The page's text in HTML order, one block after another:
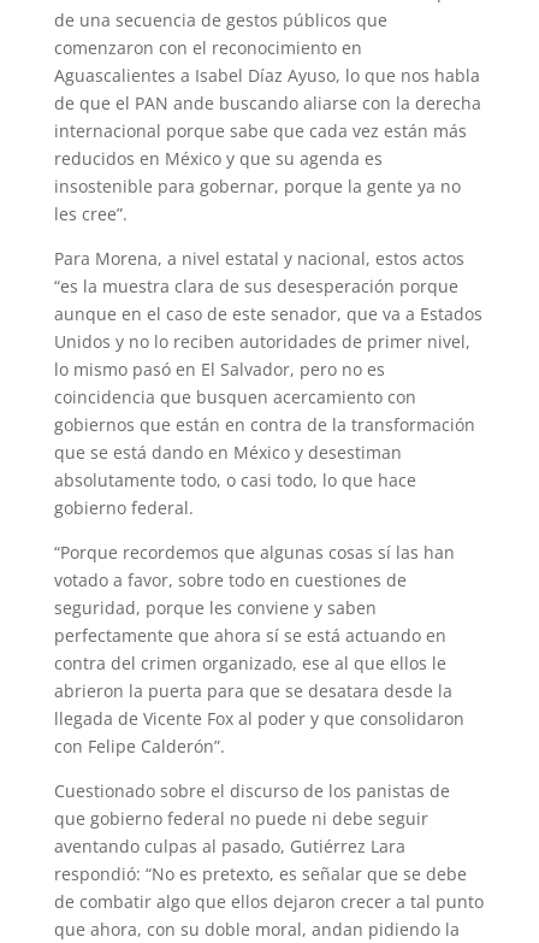
de una secuencia de gestos públicos que
comenzaron con el reconocimiento en
Aguascalientes a Isabel Díaz Ayuso, lo que nos habla
de que el PAN ande buscando aliarse con la derecha
internacional porque sabe que cada vez están más
reducidos en México y que su agenda es
insostenible para gobernar, porque la gente ya no
les cree”.
Para Morena, a nivel estatal y nacional, estos actos
“es la muestra clara de sus desesperación porque
aunque en el caso de este senador, que va a Estados
Unidos y no lo reciben autoridades de primer nivel,
lo mismo pasó en El Salvador, pero no es
coincidencia que busquen acercamiento con
gobiernos que están en contra de la transformación
que se está dando en México y desestiman
absolutamente todo, o casi todo, lo que hace
gobierno federal.
“Porque recordemos que algunas cosas sí las han
votado a favor, sobre todo en cuestiones de
seguridad, porque les conviene y saben
perfectamente que ahora sí se está actuando en
contra del crimen organizado, ese al que ellos le
abrieron la puerta para que se desatara desde la
llegada de Vicente Fox al poder y que consolidaron
con Felipe Calderón”.
Cuestionado sobre el discurso de los panistas de
que gobierno federal no puede ni debe seguir
aventando culpas al pasado, Gutiérrez Lara
respondió: “No es pretexto, es señalar que se debe
de combatir algo que ellos dejaron crecer a tal punto
que ahora, con su doble moral, andan pidiendo la